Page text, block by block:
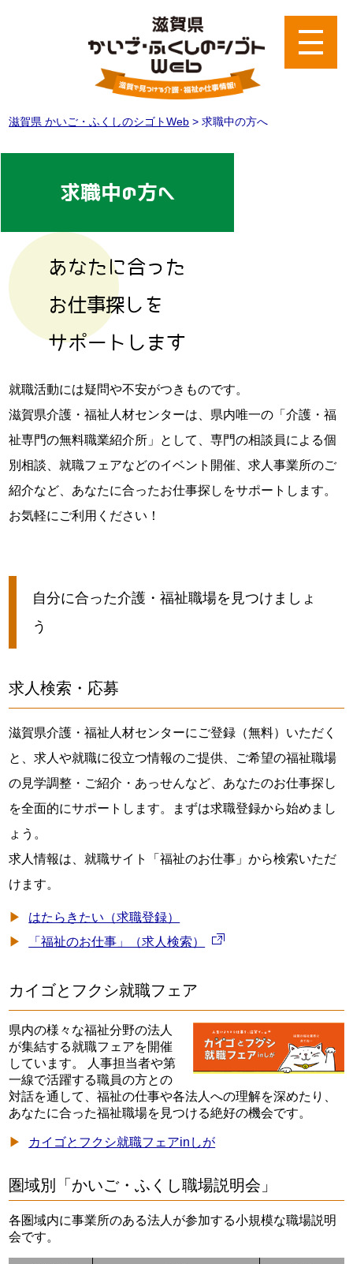
滋賀県 かいご・ふくしのシゴトWeb >求職中の方へ
求職中の方へ
あなたに合った
お仕事探しを
サポートします
就職活動には疑問や不安がつきものです。
滋賀県介護・福祉人材センターは、県内唯一の「介護・福
祉専門の無料職業紹介所」として、専門の相談員による個
別相談、就職フェアなどのイベント開催、求人事業所のご
紹介など、あなたに合ったお仕事探しをサポートします。
お気軽にご利用ください！
自分に合った介護・福祉職場を見つけましょ
う
求人検索・応募
滋賀県介護・福祉人材センターにご登録（無料）いただく
と、求人や就職に役立つ情報のご提供、ご希望の福祉職場
の見学調整・ご紹介・あっせんなど、あなたのお仕事探し
を全面的にサポートします。まずは求職登録から始めまし
ょう。
求人情報は、就職サイト「福祉のお仕事」から検索いただ
けます。
はたらきたい（求職登録）
「福祉のお仕事」（求人検索）
カイゴとフクシ就職フェア
県内の様々な福祉分野の法人
が集結する就職フェアを開催
しています。 人事担当者や第
一線で活躍する職員の方との
対話を通して、福祉の仕事や各法人への理解を深めたり、
あなたに合った福祉職場を見つける絶好の機会です。
カイゴとフクシ就職フェアinしが
圏域別「かいご・ふくし職場説明会」
各圏域内に事業所のある法人が参加する小規模な職場説明
会です。